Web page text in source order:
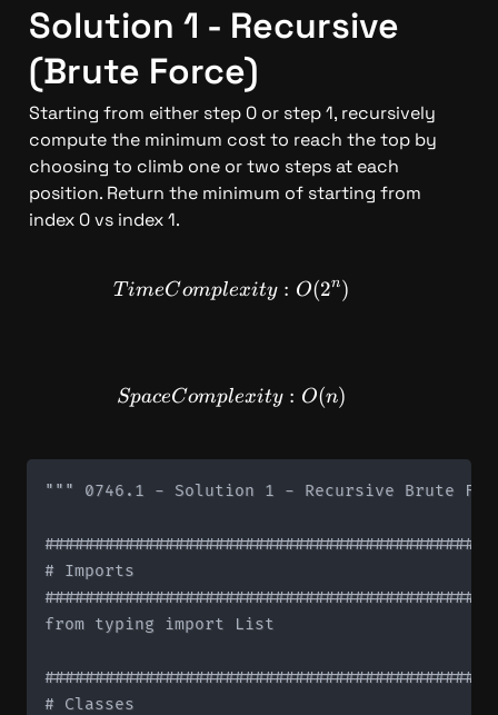
Solution 1 - Recursive
(Brute Force)
Starting from either step 0 or step 1, recursively
compute the minimum cost to reach the top by
choosing to climb one or two steps at each
position. Return the minimum of starting from
index 0 vs index 1.
TimeComplexity: O(2^n)
T imeComplexity : O(2n)
SpaceComplexity: O(n)
SpaceComplexity : O(n)
""" 0746.1 - Solution 1 - Recursive Brute
# Imports
from typing import List
# Classes